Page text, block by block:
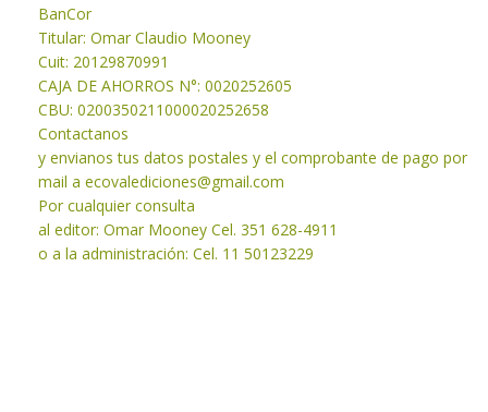
BanCor
Titular: Omar Claudio Mooney
Cuit: 20129870991
CAJA DE AHORROS N°: 0020252605
CBU: 0200350211000020252658
Contactanos
y envianos tus datos postales y el comprobante de pago por
mail a ecovalediciones@gmail.com
Por cualquier consulta
al editor: Omar Mooney Cel. 351 628-4911
o a la administración: Cel. 11 50123229